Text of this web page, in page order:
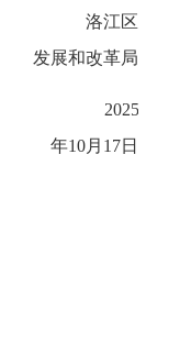
洛江区
发展和改革局
2025
年10月17日